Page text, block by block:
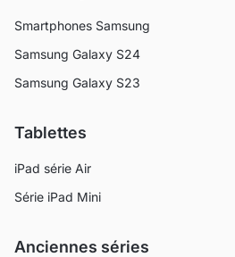
Smartphones Samsung
Samsung Galaxy S24
Samsung Galaxy S23
Tablettes
iPad série Air
Série iPad Mini
Anciennes séries